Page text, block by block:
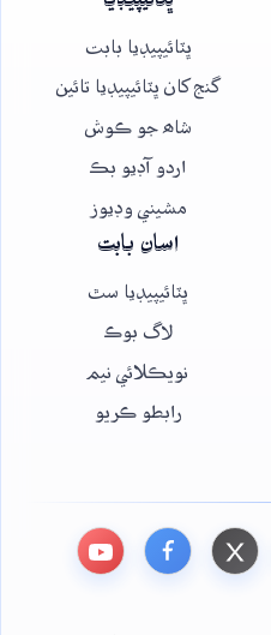
ڀٽائيپيڊيا بابت
گنج کان ڀٽائيپيڊيا تائين
شاھ جو ڪوش
اردو آڊيو بڪ
مشيني وڊيوز
اسان بابت
ڀٽائيپيڊيا سٿ
لاگ بوڪ
نويڪلائي نيم
رابطو ڪريو